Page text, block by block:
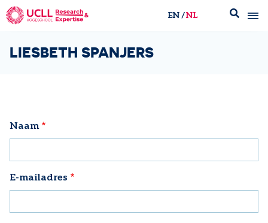
EN NL
LIESBETH SPANJERS
Naam
E-mailadres